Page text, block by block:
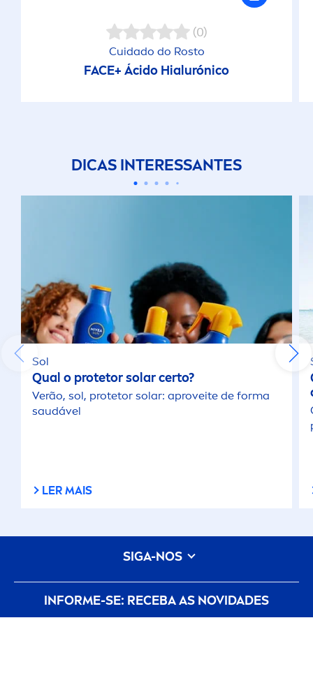
(0)
Cuidado do Rosto
FACE+ Ácido Hialurónico
DICAS INTERESSANTES
Sol
Qual o protetor solar certo?
Verão, sol, protetor solar: aproveite de forma
saudável
LER MAIS
INFORME-SE: RECEBA AS NOVIDADES
SIGA-NOS